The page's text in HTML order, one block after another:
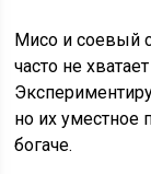
Мисо и соевый
часто не
но их уместное
богаче.